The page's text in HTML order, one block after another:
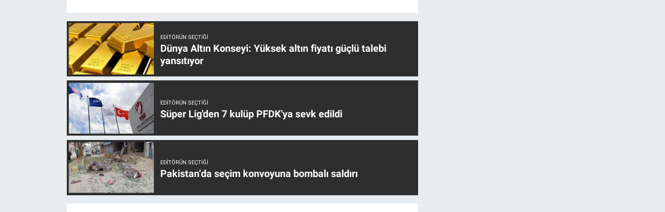
EDITÖRÜN SEÇTIĞI
Dünya Altın Konseyi: Yüksek altın fiyatı güçlü talebi
yansıtıyor
EDITÖRÜN SEÇTIĞI
Süper Lig'den 7 kulüp PFDK'ya sevk edildi
EDITÖRÜN SEÇTIĞI
Pakistan’da seçim konvoyuna bombalı saldırı